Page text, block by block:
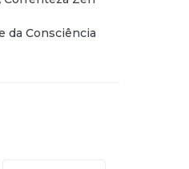
da Consciência